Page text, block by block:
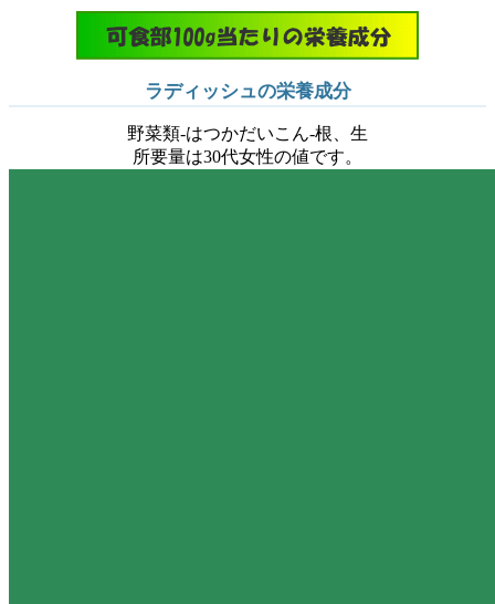
ラディッシュの栄養成分
野菜類-はつかだいこん-根、生
所要量は30代女性の値です。